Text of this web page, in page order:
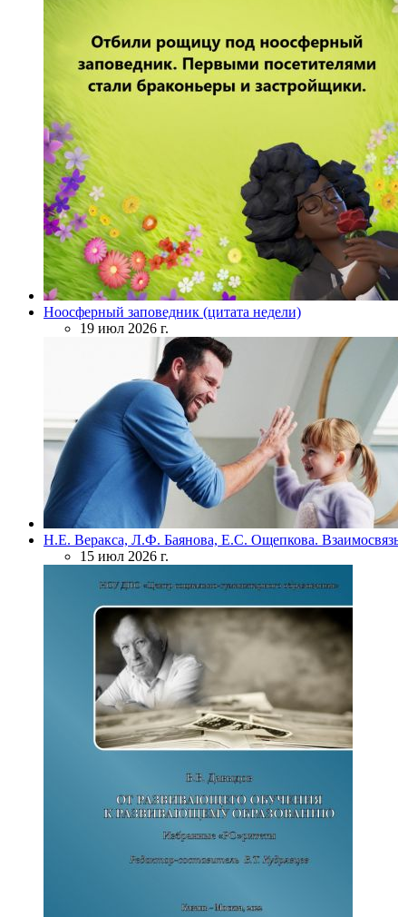
Ноосферный заповедник (цитата недели)
19 июл 2026 г.
Н.Е. Веракса, Л.Ф. Баянова, Е.С. Ощепкова.
15 июл 2026 г.